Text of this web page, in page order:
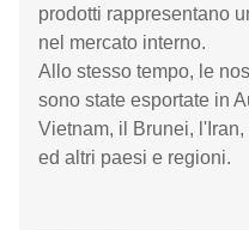
prodotti rappresentano
nel mercato interno.
Allo stesso tempo, le
sono state esportate in
Vietnam, il Brunei,
ed altri paesi e regioni.